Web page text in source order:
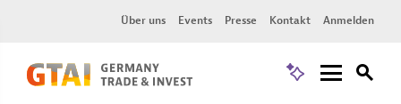
Über uns Events Presse Kontakt Anmelden